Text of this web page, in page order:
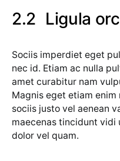
Ligula
Sociis imperdiet eget
nec id. Etiam ac nulla
amet curabitur nam
Magnis eget etiam
sociis justo vel aenean
maecenas tincidunt vidi
dolor vel quam.